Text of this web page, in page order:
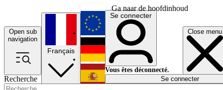
Ga naar de hoofdinhoud
Open sub
navigation
Close menu
Recherche
Français
English
Deutsch
Español
Se connecter
Vous êtes déconnecté.
Se connecter